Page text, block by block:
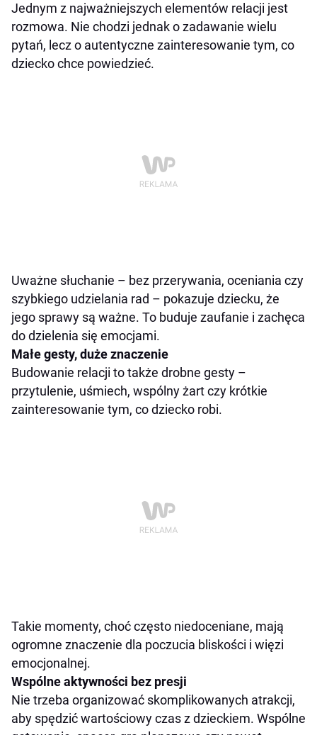
Jednym z najważniejszych elementów relacji jest
rozmowa. Nie chodzi jednak o zadawanie wielu
pytań, lecz o autentyczne zainteresowanie tym, co
dziecko chce powiedzieć.
Uważne słuchanie – bez przerywania, oceniania czy
szybkiego udzielania rad – pokazuje dziecku, że
jego sprawy są ważne. To buduje zaufanie i zachęca
do dzielenia się emocjami.
Małe gesty, duże znaczenie
Budowanie relacji to także drobne gesty –
przytulenie, uśmiech, wspólny żart czy krótkie
zainteresowanie tym, co dziecko robi.
Takie momenty, choć często niedoceniane, mają
ogromne znaczenie dla poczucia bliskości i więzi
emocjonalnej.
Wspólne aktywności bez presji
Nie trzeba organizować skomplikowanych atrakcji,
aby spędzić wartościowy czas z dzieckiem. Wspólne